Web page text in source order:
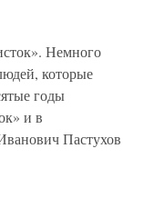
Немного
которые
годы
и в
Пастухов